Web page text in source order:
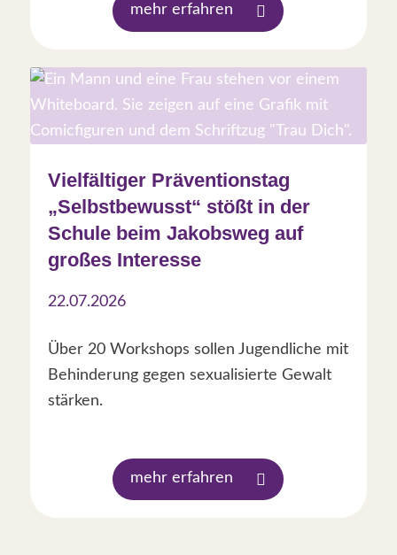
mehr erfahren
Vielfältiger Präventionstag
„Selbstbewusst“ stößt in der
Schule beim Jakobsweg auf
großes Interesse
22.07.2026
Über 20 Workshops sollen Jugendliche mit
Behinderung gegen sexualisierte Gewalt
stärken.
mehr erfahren